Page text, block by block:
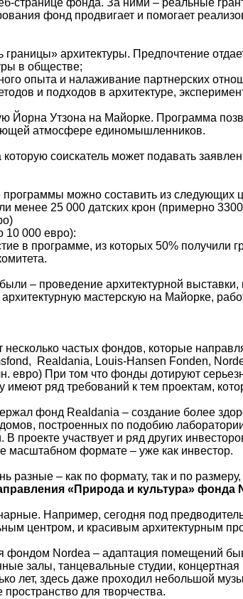
странице фонда. За ними – реальные
фонд продвигает и помогает
архитектуры. Предпочтение
в обществе;
опыта и налаживание партнерских
и подходов в архитектуре,
Йорна Утзона на Майорке. Программа
атмосфере единомышленников.
соискатель может подавать
можно составить из следующих
менее 25 000 датских крон (примерно
10 000 евро):
в программе, из которых 50%
– проведение архитектурной
мастерскую на Майорке,
частых фондов, которые
Realdania, Louis-Hansen Fonden,
евро) При том что фонды дотируют
имеют ряд требований к тем проектам,
фонд Realdania – создание более
построенных по подобию
проекте участвует и ряд других
масштабном формате – уже как инвестор.
– как по формату, так и по
«Природа и культура» фонда
Например, сегодня под
центром, и красивым архитектурным
фондом Nordea – адаптация помещений
залы, танцевальные студии,
лет, здесь даже проходил небольшой
для творчества.